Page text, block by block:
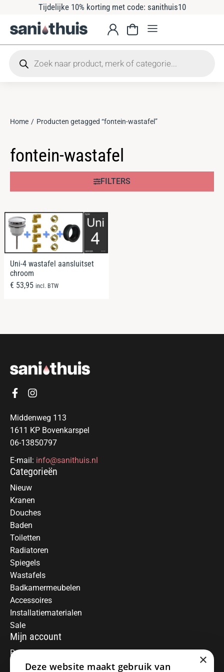
Tijdelijke 10% korting met code: sanithuis10
Je bent hier:
Home Producten getagged “fontein-wastafel”
fontein-wastafel
FILTERS
Uni-4 wastafel aansluitset
chroom
€ 53,95 incl. BTW
Middenweg 113
1611 KP Bovenkarspel
06-13850797
E-mail: info@sanithuis.nl
Categorieën
Nieuw
Kranen
Douches
Baden
Toiletten
Radiatoren
Spiegels
Wastafels
Badkamermeubelen
Accessoires
Installatiematerialen
Sale
Mijn account
Registreren
Mijn bestellingen
×
Deze website maakt gebruik van